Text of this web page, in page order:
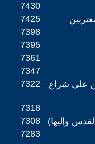
7430
7425
7398
7395
7361
7347
7322
على شراع
7318
7308 وإليها)
7283